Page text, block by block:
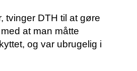
tvinger DTH til at gøre
at man måtte
og var ubrugelig i